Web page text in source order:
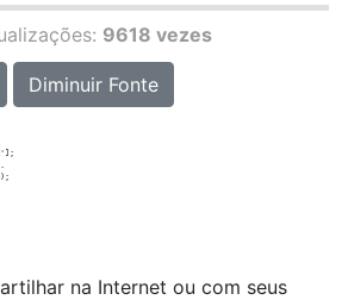
9618 vezes
Diminuir Fonte
.
na Internet ou com seus